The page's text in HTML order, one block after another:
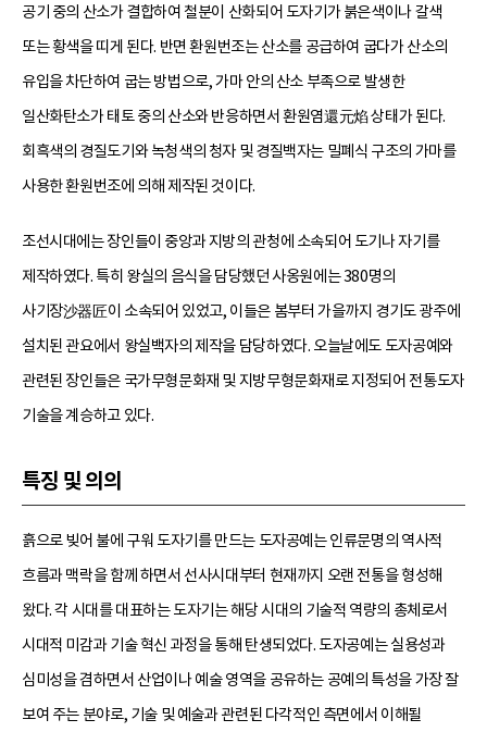
공기 중의 산소가 결합하여 철분이 산화되어 도자기가 붉은색이나 갈색
또는 황색을 띠게 된다. 반면 환원번조는 산소를 공급하여 굽다가 산소의
유입을 차단하여 굽는 방법으로, 가마 안의 산소 부족으로 발생한
일산화탄소가 태토 중의 산소와 반응하면서 환원염還元焰 상태가 된다.
회흑색의 경질도기와 녹청색의 청자 및 경질백자는 밀폐식 구조의 가마를
사용한 환원번조에 의해 제작된 것이다.
조선시대에는 장인들이 중앙과 지방의 관청에 소속되어 도기나 자기를
제작하였다. 특히 왕실의 음식을 담당했던 사옹원에는 380명의
사기장沙器匠이 소속되어 있었고, 이들은 봄부터 가을까지 경기도 광주에
설치된 관요에서 왕실백자의 제작을 담당하였다. 오늘날에도 도자공예와
관련된 장인들은 국가무형문화재 및 지방무형문화재로 지정되어 전통도자
기술을 계승하고 있다.
특징 및 의의
흙으로 빚어 불에 구워 도자기를 만드는 도자공예는 인류문명의 역사적
흐름과 맥락을 함께 하면서 선사시대부터 현재까지 오랜 전통을 형성해
왔다. 각 시대를 대표하는 도자기는 해당 시대의 기술적 역량의 총체로서
시대적 미감과 기술 혁신 과정을 통해 탄생되었다. 도자공예는 실용성과
심미성을 겸하면서 산업이나 예술 영역을 공유하는 공예의 특성을 가장 잘
보여 주는 분야로, 기술 및 예술과 관련된 다각적인 측면에서 이해될